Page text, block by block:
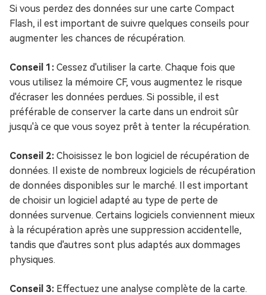
Si vous perdez des données sur une carte Compact
Flash, il est important de suivre quelques conseils pour
augmenter les chances de récupération.
Conseil 1: Cessez d'utiliser la carte. Chaque fois que
vous utilisez la mémoire CF, vous augmentez le risque
d'écraser les données perdues. Si possible, il est
préférable de conserver la carte dans un endroit sûr
jusqu'à ce que vous soyez prêt à tenter la récupération.
Conseil 2: Choisissez le bon logiciel de récupération de
données. Il existe de nombreux logiciels de récupération
de données disponibles sur le marché. Il est important
de choisir un logiciel adapté au type de perte de
données survenue. Certains logiciels conviennent mieux
à la récupération après une suppression accidentelle,
tandis que d'autres sont plus adaptés aux dommages
physiques.
Conseil 3: Effectuez une analyse complète de la carte.